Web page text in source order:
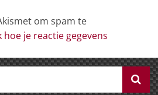
om spam te
hoe je reactie gegevens